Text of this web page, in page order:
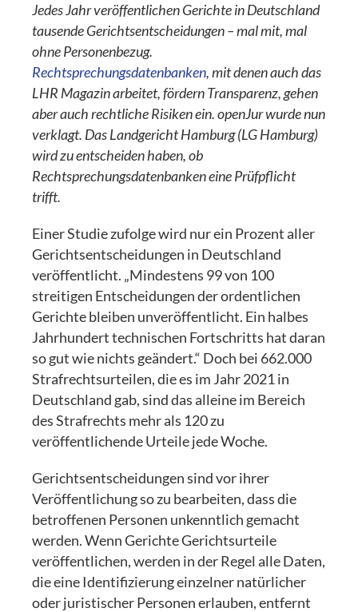
Jedes Jahr veröffentlichen Gerichte in Deutschland
tausende Gerichtsentscheidungen – mal mit, mal
ohne Personenbezug.
Rechtsprechungsdatenbanken, mit denen auch das
LHR Magazin arbeitet, fördern Transparenz, gehen
aber auch rechtliche Risiken ein. openJur wurde nun
verklagt. Das Landgericht Hamburg (LG Hamburg)
wird zu entscheiden haben, ob
Rechtsprechungsdatenbanken eine Prüfpflicht
trifft.
Einer Studie zufolge wird nur ein Prozent aller
Gerichtsentscheidungen in Deutschland
veröffentlicht. „Mindestens 99 von 100
streitigen Entscheidungen der ordentlichen
Gerichte bleiben unveröffentlicht. Ein halbes
Jahrhundert technischen Fortschritts hat daran
so gut wie nichts geändert.“ Doch bei 662.000
Strafrechtsurteilen, die es im Jahr 2021 in
Deutschland gab, sind das alleine im Bereich
des Strafrechts mehr als 120 zu
veröffentlichende Urteile jede Woche.
Gerichtsentscheidungen sind vor ihrer
Veröffentlichung so zu bearbeiten, dass die
betroffenen Personen unkenntlich gemacht
werden. Wenn Gerichte Gerichtsurteile
veröffentlichen, werden in der Regel alle Daten,
die eine Identifizierung einzelner natürlicher
oder juristischer Personen erlauben, entfernt